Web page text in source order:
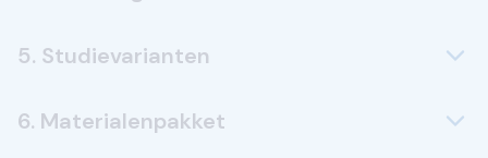
5. Studievarianten
6. Materialenpakket